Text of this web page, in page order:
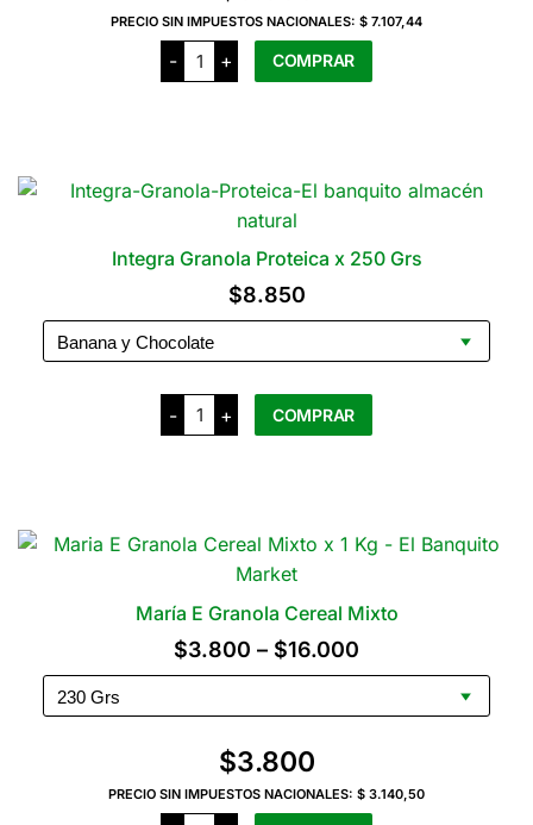
$8.600
hasta
$21.100
PRECIO SIN IMPUESTOS NACIONALES: $ 7.107,44
-
Íntegra
Granola
cantidad
+ COMPRAR
varias
variantes.
Las
se
elegir
en
la
Integra Granola Proteica x 250 Grs
$8.850
-
Integra
Granola
Proteica
+ COMPRAR
varias
variantes.
Las
se
elegir
la
página
María E Granola Cereal Mixto
$3.800 – $16.000
de
precios:
$3.800
$3.800
PRECIO SIN IMPUESTOS NACIONALES: $ 3.140,50